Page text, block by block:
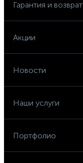
Гарантия и возврат
Акции
Новости
Наши услуги
Портфолио